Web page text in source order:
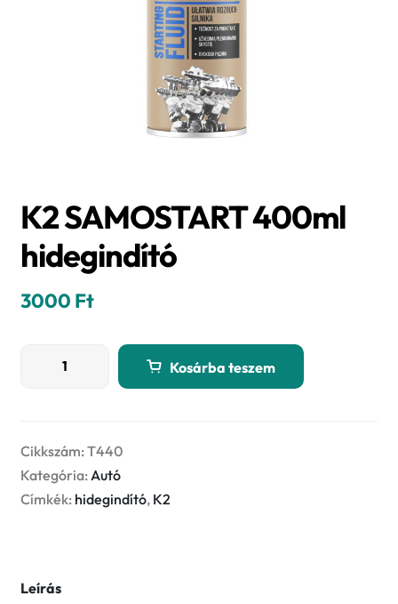
K2 SAMOSTART 400ml
hidegindító
3000 Ft
mennyiség
Kosárba teszem
Cikkszám:T440
Kategória: Autó
Címkék: hidegindító, K2
Leírás